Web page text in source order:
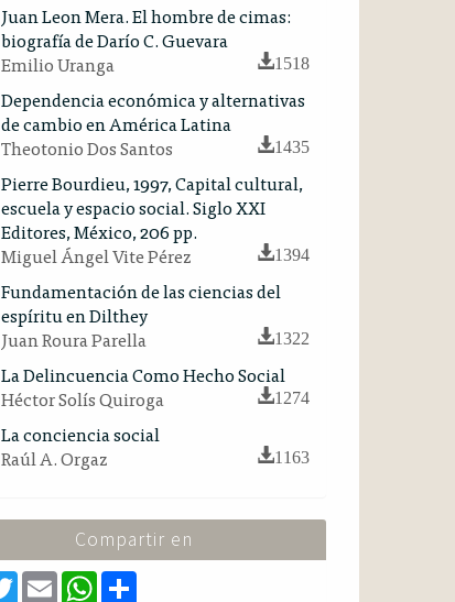
Juan Leon Mera. El hombre de cimas:
biografía de Darío C. Guevara
Emilio Uranga
1518
Dependencia económica y alternativas
de cambio en América Latina
Theotonio Dos Santos
1435
Pierre Bourdieu, 1997, Capital cultural,
escuela y espacio social. Siglo XXI
Editores, México, 206 pp.
Miguel Ángel Vite Pérez
1394
Fundamentación de las ciencias del
espíritu en Dilthey
Juan Roura Parella
1322
La Delincuencia Como Hecho Social
Héctor Solís Quiroga
1274
La conciencia social
Raúl A. Orgaz
1163
Compartir en
T E W